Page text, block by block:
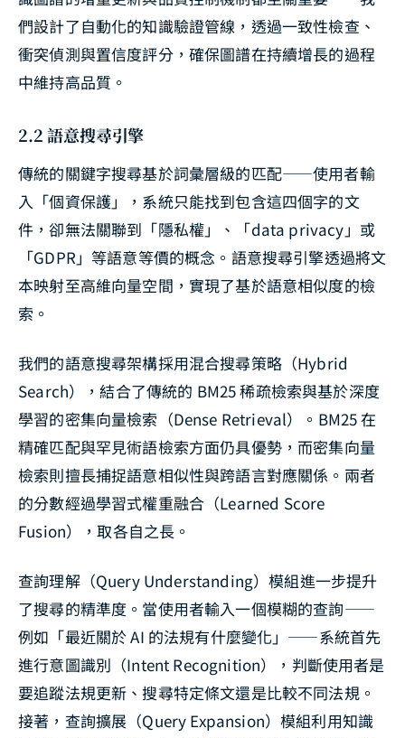
們設計了自動化的知識驗證管線，透過一致性檢查、
衝突偵測與置信度評分，確保圖譜在持續增長的過程
中維持高品質。
2.2 語意搜尋引擎
傳統的關鍵字搜尋基於詞彙層級的匹配——使用者輸
入「個資保護」，系統只能找到包含這四個字的文
件，卻無法關聯到「隱私權」、「data privacy」或
「GDPR」等語意等價的概念。語意搜尋引擎透過將文
本映射至高維向量空間，實現了基於語意相似度的檢
索。
我們的語意搜尋架構採用混合搜尋策略（Hybrid
Search），結合了傳統的 BM25 稀疏檢索與基於深度
學習的密集向量檢索（Dense Retrieval）。BM25 在
精確匹配與罕見術語檢索方面仍具優勢，而密集向量
檢索則擅長捕捉語意相似性與跨語言對應關係。兩者
的分數經過學習式權重融合（Learned Score
Fusion），取各自之長。
查詢理解（Query Understanding）模組進一步提升
了搜尋的精準度。當使用者輸入一個模糊的查詢——
例如「最近關於 AI 的法規有什麼變化」——系統首先
進行意圖識別（Intent Recognition），判斷使用者是
要追蹤法規更新、搜尋特定條文還是比較不同法規。
接著，查詢擴展（Query Expansion）模組利用知識